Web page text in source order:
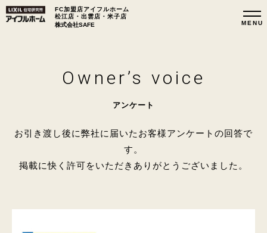
FC加盟店アイフルホーム
松江店・出雲店・米子店
株式会社SAFE
Owner’s voice
アンケート
お引き渡し後に弊社に届いたお客様アンケートの回答で
す。
掲載に快く許可をいただきありがとうございました。